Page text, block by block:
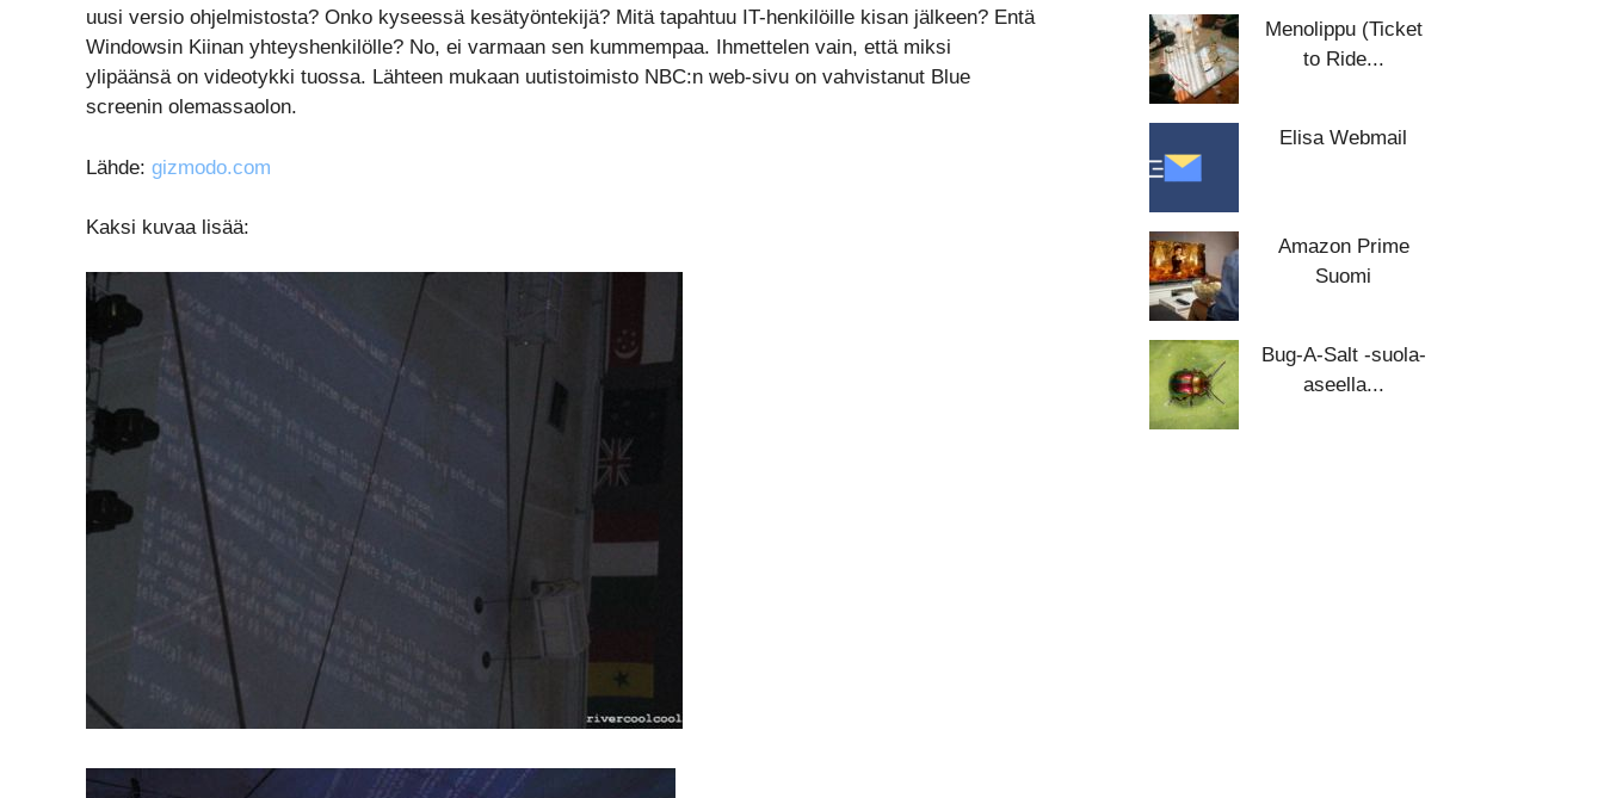
uusi versio ohjelmistosta? Onko kyseessä kesätyöntekijä? Mitä tapahtuu IT-henkilöille kisan jälkeen? Entä
Windowsin Kiinan yhteyshenkilölle? No, ei varmaan sen kummempaa. Ihmettelen vain, että miksi
ylipäänsä on videotykki tuossa. Lähteen mukaan uutistoimisto NBC:n web-sivu on vahvistanut Blue
screenin olemassaolon.
Lähde: gizmodo.com
Kaksi kuvaa lisää:
Menolippu (Ticket
to Ride...
Elisa Webmail
Amazon Prime
Suomi
Bug-A-Salt -suola-
aseella...